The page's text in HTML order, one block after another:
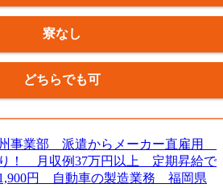
寮なし
どちらでも可